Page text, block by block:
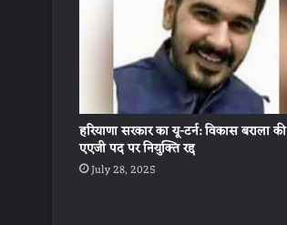
हरियाणा सरकार का यू-टर्न: विकास बराला की
एएजी पद पर नियुक्ति रद्द
July 28, 2025